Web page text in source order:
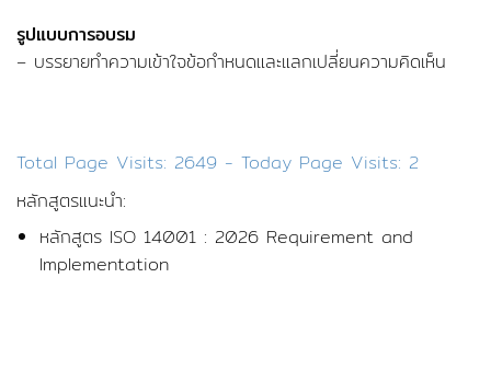
รูปแบบการอบรม
– บรรยายทำความเข้าใจข้อกำหนดและแลกเปลี่ยนความคิดเห็น
Total Page Visits: 2649 - Today Page Visits: 2
หลักสูตรแนะนำ:
หลักสูตร ISO 14001 : 2026 Requirement and
Implementation